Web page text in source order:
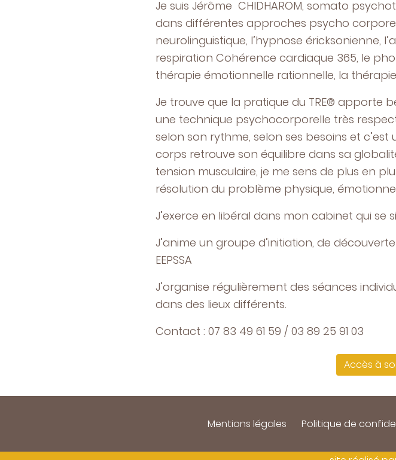
Je suis Jérôme CHIDHAROM, somato
dans différentes approches psycho
neurolinguistique, l’hypnose éricksonienne,
respiration Cohérence cardiaque 365, le
thérapie émotionnelle rationnelle, la
Je trouve que la pratique du TRE® apporte
une technique psychocorporelle très
selon son rythme, selon ses besoins et
corps retrouve son équilibre dans sa
tension musculaire, je me sens de plus en
résolution du problème physique,
J’exerce en libéral dans mon cabinet qui se
J’anime un groupe d’initiation, de
EEPSSA
J’organise régulièrement des séances
dans des lieux différents.
Contact : 07 83 49 61 59 / 03 89 25 91 03
Accès à
Mentions légales Politique de